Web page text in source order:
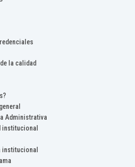
la calidad
Administrativa
institucional